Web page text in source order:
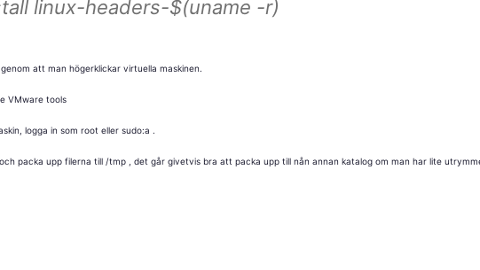
linux-headers-$(uname -r)
att man högerklickar virtuella maskinen.
VMware tools
logga in som root eller sudo:a .
packa upp filerna till /tmp , det går givetvis bra att packa upp till nån annan katalog om man har lite